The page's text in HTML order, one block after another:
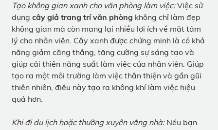
Tạo không gian xanh cho văn phòng làm việc:Việc sử
dụng cây giả trang trí văn phòng không chỉ làm đẹp
không gian mà còn mang lại nhiều lợi ích về mặt tâm
lý cho nhân viên. Cây xanh được chứng minh là có khả
năng giảm căng thẳng, tăng cường sự sáng tạo và
giúp cải thiện năng suất làm việc của nhân viên. Giúp
tạo ra một môi trường làm việc thân thiện và gần gũi
thiên nhiên, điều này tạo ra không khí làm việc hiệu
quả hơn.
Khi đi du lịch hoặc thường xuyên vắng nhà: Nếu bạn